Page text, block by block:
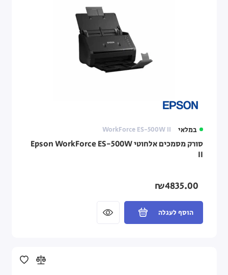
במלאי WorkForce ES-500W II‎
סורק מסמכים אלחוטי Epson WorkForce ES-500W
II‎
₪4835.00
הוסף לעגלה